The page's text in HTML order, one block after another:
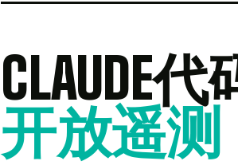
CLAUDE
开放遥测